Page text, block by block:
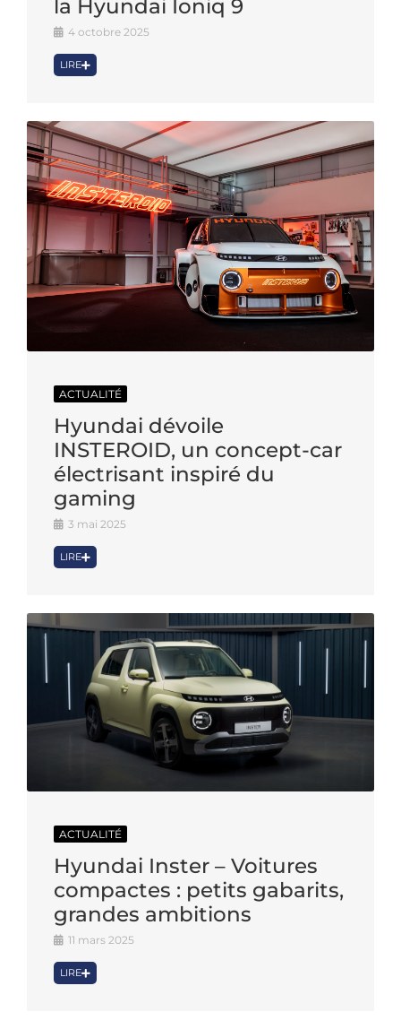
la Hyundai Ioniq 9
4 octobre 2025
LIRE
ACTUALITÉ
Hyundai dévoile
INSTEROID, un concept-car
électrisant inspiré du
gaming
3 mai 2025
LIRE
ACTUALITÉ
Hyundai Inster – Voitures
compactes : petits gabarits,
grandes ambitions
11 mars 2025
LIRE